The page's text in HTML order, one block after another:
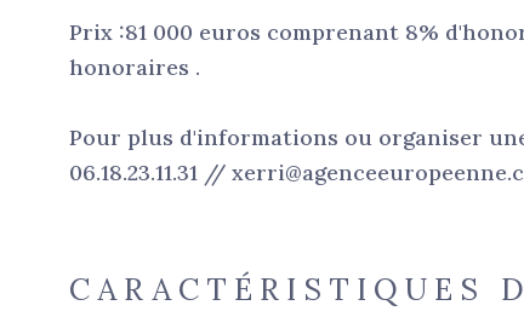
Prix :81 000 euros comprenant 8%
honoraires .
Pour plus d'informations ou organiser
06.18.23.11.31 //
CARACTÉRISTIQUES